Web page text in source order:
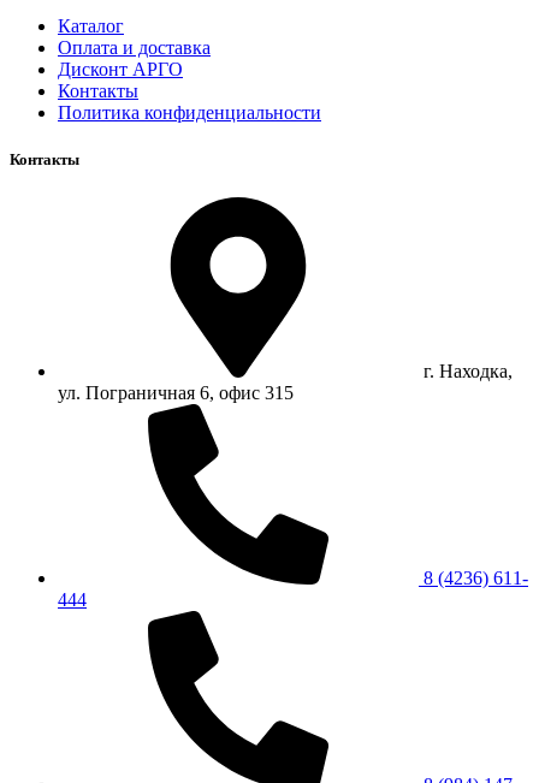
Каталог
Оплата и доставка
Дисконт АРГО
Контакты
Политика конфиденциальности
Контакты
г. Находка,
ул. Пограничная 6, офис 315
8 (4236) 611-
444